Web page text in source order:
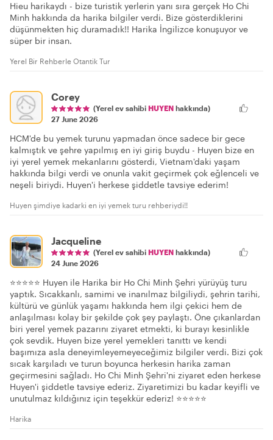
Hieu harikaydı - bize turistik yerlerin yanı sıra gerçek Ho Chi
Minh hakkında da harika bilgiler verdi. Bize gösterdiklerini
düşünmekten hiç duramadık!! Harika İngilizce konuşuyor ve
süper bir insan.
Yerel Bir Rehberle Otantik Tur
Corey
(Yerel ev sahibi HUYEN hakkında)
27 June 2026
HCM'de bu yemek turunu yapmadan önce sadece bir gece
kalmıştık ve şehre yapılmış en iyi giriş buydu - Huyen bize en
iyi yerel yemek mekanlarını gösterdi, Vietnam'daki yaşam
hakkında bilgi verdi ve onunla vakit geçirmek çok eğlenceli ve
neşeli biriydi. Huyen'i herkese şiddetle tavsiye ederim!
Huyen şimdiye kadarki en iyi yemek turu rehberiydi!!
Jacqueline
(Yerel ev sahibi HUYEN hakkında)
24 June 2026
⭐⭐⭐⭐⭐ Huyen ile Harika bir Ho Chi Minh Şehri yürüyüş turu
yaptık. Sıcakkanlı, samimi ve inanılmaz bilgiliydi, şehrin tarihi,
kültürü ve günlük yaşamı hakkında hem ilgi çekici hem de
anlaşılması kolay bir şekilde çok şey paylaştı. Öne çıkanlardan
biri yerel yemek pazarını ziyaret etmekti, ki burayı kesinlikle
çok sevdik. Huyen bize yerel yemekleri tanıttı ve kendi
başımıza asla deneyimleyemeyeceğimiz bilgiler verdi. Bizi çok
sıcak karşıladı ve turun boyunca herkesin harika zaman
geçirmesini sağladı. Ho Chi Minh Şehri'ni ziyaret eden herkese
Huyen'i şiddetle tavsiye ederiz. Ziyaretimizi bu kadar keyifli ve
unutulmaz kıldığınız için teşekkür ederiz! ⭐⭐⭐⭐⭐
Harika